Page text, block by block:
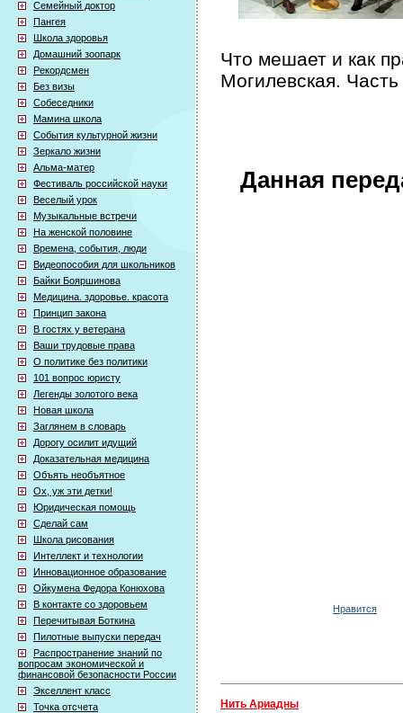
Семейный доктор
Пангея
Школа здоровья
Домашний зоопарк
Рекордсмен
Без визы
Собеседники
Мамина школа
События культурной жизни
Зеркало жизни
Альма-матер
Фестиваль российской науки
Веселый урок
Музыкальные встречи
На женской половине
Времена, события, люди
Видеопособия для школьников
Байки Бояршинова
Медицина. здоровье. красота
Принцип закона
В гостях у ветерана
Ваши трудовые права
О политике без политики
101 вопрос юристу
Легенды золотого века
Новая школа
Заглянем в словарь
Дорогу осилит идущий
Доказательная медицина
Объять необъятное
Ох, уж эти детки!
Юридическая помощь
Сделай сам
Школа рисования
Интеллект и технологии
Инновационное образование
Ойкумена Федора Конюхова
В контакте со здоровьем
Перечитывая Боткина
Пилотные выпуски передач
Распространение знаний по
вопросам экономической и
финансовой безопасности России
Экселлент класс
Точка отсчета
Что мешает и как
Могилевская. Часть
Данная
Нравится
Нить Ариадны